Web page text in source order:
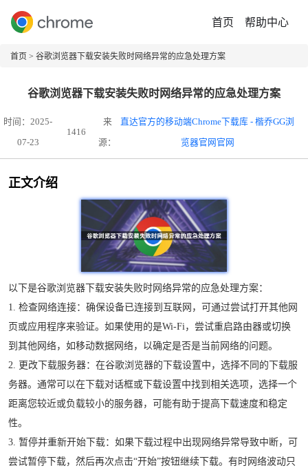
首页 帮助中心
首页 > 谷歌浏览器下载安装失败时网络异常的应急处理方案
谷歌浏览器下载安装失败时网络异常的应急处理方案
时间：2025-
07-23
1416
来
源：
直达官方的移动端Chrome下载库 - 楷乔GG浏
览器官网官网
正文介绍
以下是谷歌浏览器下载安装失败时网络异常的应急处理方案：
1. 检查网络连接：确保设备已连接到互联网，可通过尝试打开其他网
页或应用程序来验证。如果使用的是Wi-Fi，尝试重启路由器或切换
到其他网络，如移动数据网络，以确定是否是当前网络的问题。
2. 更改下载服务器：在谷歌浏览器的下载设置中，选择不同的下载服
务器。通常可以在下载对话框或下载设置中找到相关选项，选择一个
距离您较近或负载较小的服务器，可能有助于提高下载速度和稳定
性。
3. 暂停并重新开始下载：如果下载过程中出现网络异常导致中断，可
尝试暂停下载，然后再次点击“开始”按钮继续下载。有时网络波动只